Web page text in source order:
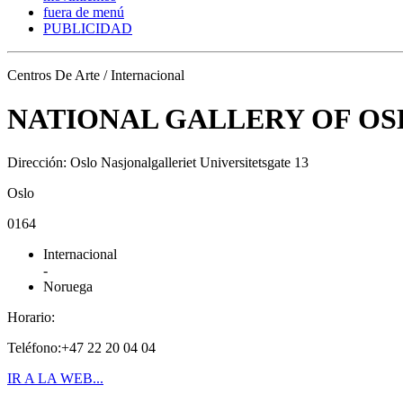
fuera de menú
PUBLICIDAD
Centros De Arte / Internacional
NATIONAL GALLERY OF
Dirección: Oslo Nasjonalgalleriet Universitetsgate 13
Oslo
0164
Internacional
-
Noruega
Horario:
Teléfono:+47 22 20 04 04
IR A LA WEB...